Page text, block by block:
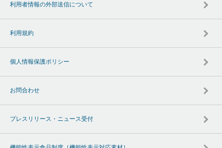
利用者情報の外部送信について
利用規約
個人情報保護ポリシー
お問合わせ
プレスリリース・ニュース受付